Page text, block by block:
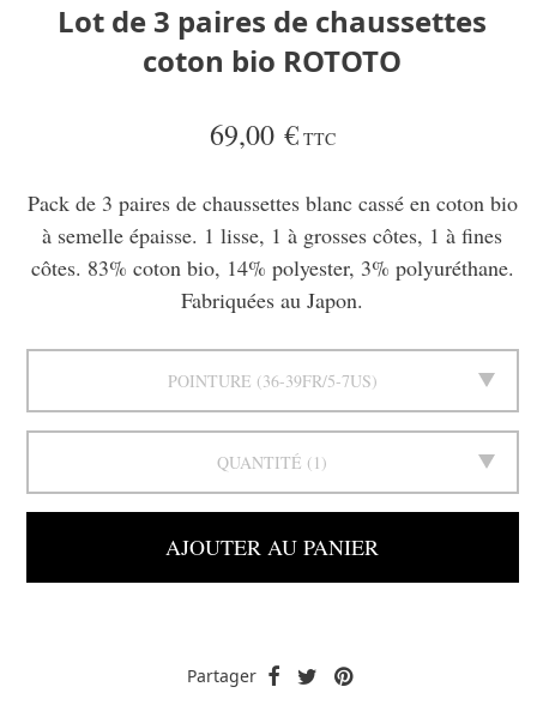
Lot de 3 paires de chaussettes
coton bio ROTOTO
69,00 € TTC
Pack de 3 paires de chaussettes blanc cassé en coton bio
à semelle épaisse. 1 lisse, 1 à grosses côtes, 1 à fines
côtes. 83% coton bio, 14% polyester, 3% polyuréthane.
Fabriquées au Japon.
POINTURE 36-39FR/5-7US
QUANTITÉ 1
AJOUTER AU PANIER
Partager